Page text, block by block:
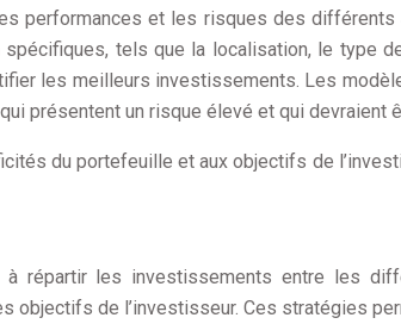
performances et les risques des
tels que la localisation, le type
les meilleurs investissements. Les
présentent un risque élevé et qui devraient
du portefeuille et aux objectifs de
à répartir les investissements entre les
objectifs de l’investisseur. Ces stratégies